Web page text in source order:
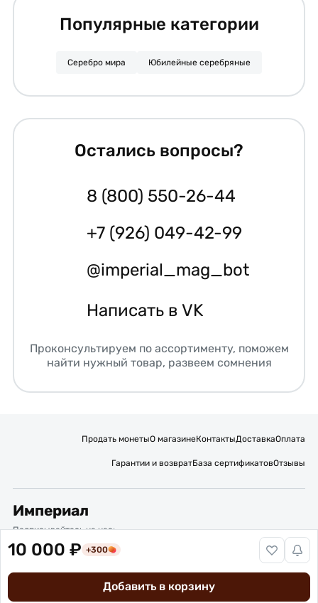
10 000 ₽ +300
Добавить в корзину
Популярные категории
Серебро мира Юбилейные серебряные
Остались вопросы?
8 (800) 550-26-44
+7 (926) 049-42-99
@imperial_mag_bot
Написать в VK
Проконсультируем по ассортименту, поможем
найти нужный товар, развеем сомнения
Продать монетыО магазинеКонтактыДоставкаОплата
Гарантии и возвратБаза сертификатовОтзывы
Империал
Подписывайтесь на нас:
Вакансии
Политика обработки персональных данных
© 2016 – 2026 ИП Титов Александр Михайлович